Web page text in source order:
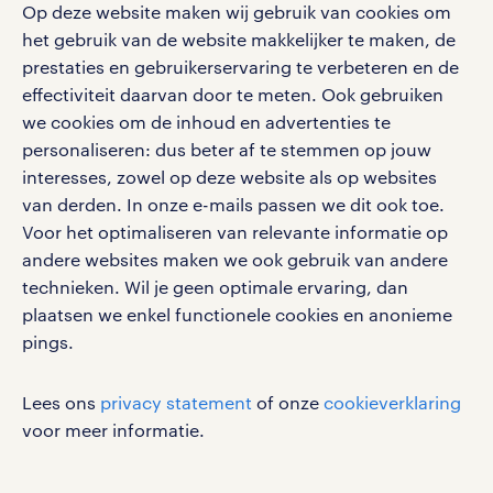
Op deze website maken wij gebruik van cookies om
het gebruik van de website makkelijker te maken, de
prestaties en gebruikerservaring te verbeteren en de
effectiviteit daarvan door te meten. Ook gebruiken
we cookies om de inhoud en advertenties te
personaliseren: dus beter af te stemmen op jouw
interesses, zowel op deze website als op websites
van derden. In onze e-mails passen we dit ook toe.
Voor het optimaliseren van relevante informatie op
andere websites maken we ook gebruik van andere
technieken. Wil je geen optimale ervaring, dan
plaatsen we enkel functionele cookies en anonieme
pings.
Lees ons privacy statement of onze cookieverklaring
voor meer informatie.
aanmelden nieuwsbrief
blogs en artikelen
salarischecker
bruto-netto calculator
onze vestigingen
pers
klachten en misstanden
carrière. Bekijk je rooster of salaris, zoek vacatures
en ontvang berichten van je intercedent.
Eenvoudig, snel en overal.
apple app store
google play store
social media
Volg ons voor de leukste content omtrent
vacatures, solliciteren en inspiratie.